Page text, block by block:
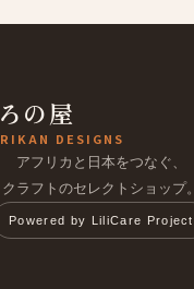
の屋
DESIGNS
アフリカと日本をつなぐ、
クラフトのセレクトショップ。
Powered by LiliCare Project